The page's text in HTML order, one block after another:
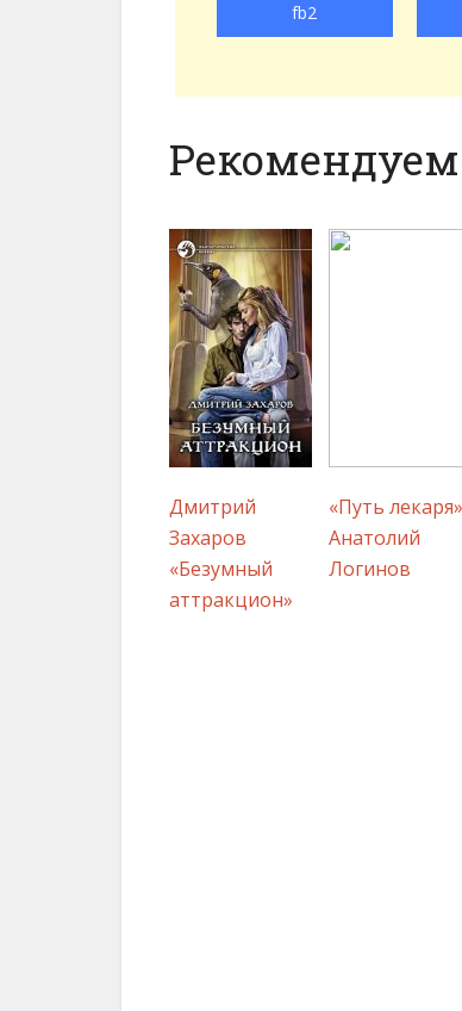
fb2
Дмитрий
Захаров
«Безумный
аттракцион»
«Путь лекаря»
Анатолий
Логинов